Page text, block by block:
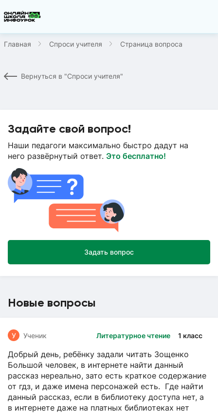
Главная Спроси учителя Страница вопроса
Вернуться в "Спроси учителя"
Задайте свой вопрос!
Наши педагоги максимально быстро дадут на
него развёрнутый ответ. Это бесплатно!
Задать вопрос
Новые вопросы
Литературное чтение 1 класс
У Ученик
Добрый день, ребёнку задали читать Зощенко
Большой человек, в интернете найти данный
рассказ нереально, зато есть краткое содержание
от гдз, и даже имена персонажей есть. Где найти
данный рассказ, если в библиотеку доступа нет, а
в интернете даже на платных библиотеках нет